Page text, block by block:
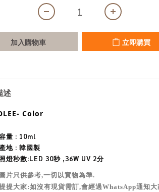
加入購物車 立即購買
述
Color
量 : 10ml
產地 : 韓國製
照燈秒數:LED 30秒 ,36W UV 2分
圖片只供參考,一切以實物為準.
提大家:如沒有現貨需訂,會經過WhatsApp通知大